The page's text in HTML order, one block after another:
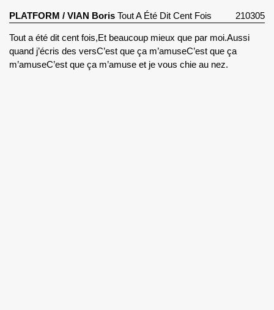
PLATFORM / VIAN BorisTout A Été Dit Cent Fois
210305
Tout a été dit cent fois,Et beaucoup mieux que par moi.Aussi
quand j’écris des versC’est que ça m’amuseC’est que ça
m’amuseC’est que ça m’amuse et je vous chie au nez.